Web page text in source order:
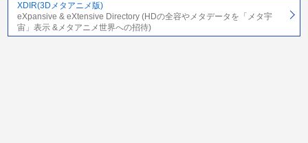
XDIR(3Dメタアニメ版)
eXpansive & eXtensive Directory (HDの全容やメタデータを「メタ宇
宙」表示 &メタアニメ世界への招待)